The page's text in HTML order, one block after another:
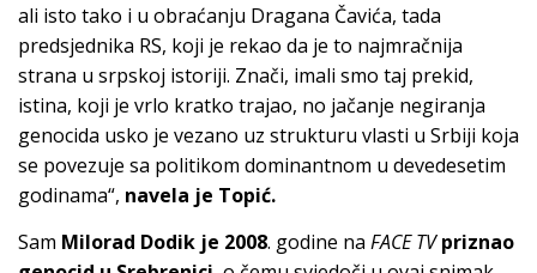
ali isto tako i u obraćanju Dragana Čavića, tada
predsjednika RS, koji je rekao da je to najmračnija
strana u srpskoj istoriji. Znači, imali smo taj prekid,
istina, koji je vrlo kratko trajao, no jačanje negiranja
genocida usko je vezano uz strukturu vlasti u Srbiji koja
se povezuje sa politikom dominantnom u devedesetim
godinama“, navela je Topić.
Sam Milorad Dodik je 2008. godine na FACE TV priznao